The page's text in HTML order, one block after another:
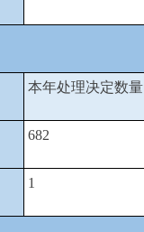
本年处理决定数量
682
1